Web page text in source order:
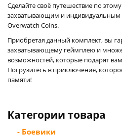
Сделайте своё путешествие по
захватывающим и индивидуальным
Overwatch Coins.
Приобретая данный комплект, вы
захватывающему геймплею и
возможностей, которые подарят
Погрузитесь в приключение,
памяти!
Категории товара
- Боевики